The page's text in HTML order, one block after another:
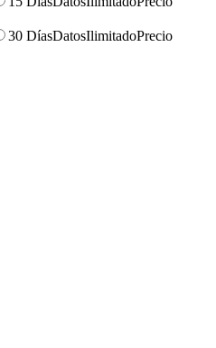
30 DíasDatosIlimitadoPrecio